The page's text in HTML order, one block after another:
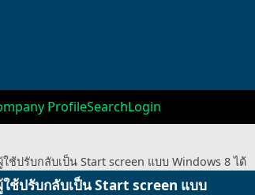
ProfileSearchLogin
ช้ปรับกลับเป็น Start screen แบบ Windows 8 ได้
ช้ปรับกลับเป็น Start screen แบบ